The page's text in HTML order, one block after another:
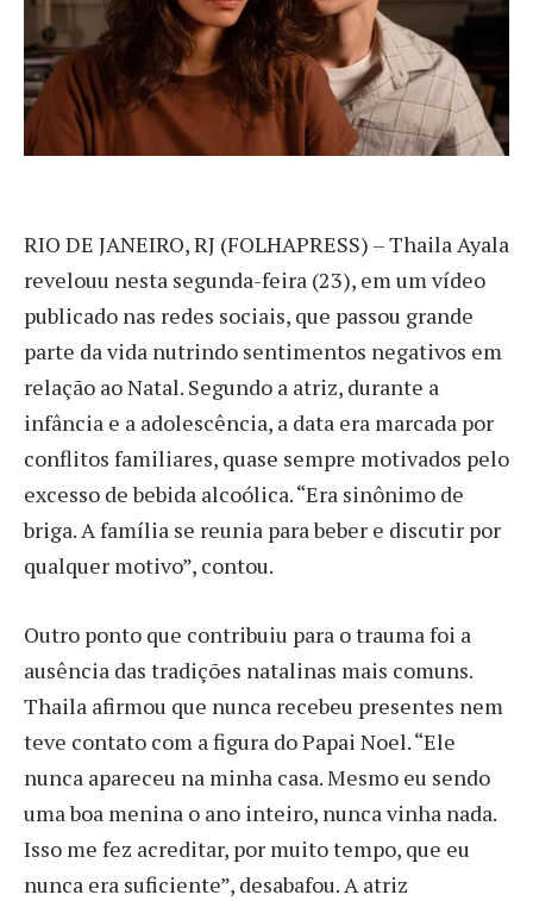
RIO DE JANEIRO, RJ (FOLHAPRESS) – Thaila Ayala
revelouu nesta segunda-feira (23), em um vídeo
publicado nas redes sociais, que passou grande
parte da vida nutrindo sentimentos negativos em
relação ao Natal. Segundo a atriz, durante a
infância e a adolescência, a data era marcada por
conflitos familiares, quase sempre motivados pelo
excesso de bebida alcoólica. “Era sinônimo de
briga. A família se reunia para beber e discutir por
qualquer motivo”, contou.
Outro ponto que contribuiu para o trauma foi a
ausência das tradições natalinas mais comuns.
Thaila afirmou que nunca recebeu presentes nem
teve contato com a figura do Papai Noel. “Ele
nunca apareceu na minha casa. Mesmo eu sendo
uma boa menina o ano inteiro, nunca vinha nada.
Isso me fez acreditar, por muito tempo, que eu
nunca era suficiente”, desabafou. A atriz